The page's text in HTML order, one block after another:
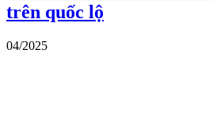
trên quốc lộ
04/2025